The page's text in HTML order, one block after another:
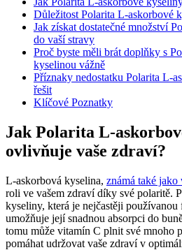
Důležitost Polarita L-askorbové
Jak získat dostatečné množství
do vaší stravy
Proč byste měli brát doplňky s
kyselinou vážně
Příznaky nedostatku Polarita L-
řešit
Klíčové Poznatky
Jak Polarita L-
ovlivňuje vaše zdraví?
L-askorbová kyselina, známá také jako
roli ve vašem zdraví díky své polaritě.
kyseliny, která je nejčastěji
umožňuje její snadnou absorpci do
tomu může vitamín C plnit své mnoho
pomáhat udržovat vaše zdraví v